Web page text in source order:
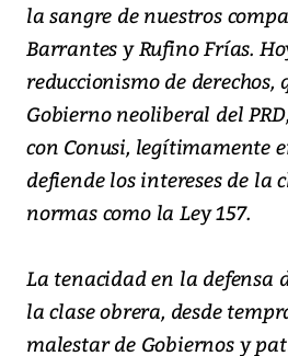
la sangre de nuestros
Barrantes y Rufino Frías.
reduccionismo de derechos,
Gobierno neoliberal del
con Conusi, legítimamente
defiende los intereses de la
normas como la Ley 157.
La tenacidad en la defensa
la clase obrera, desde
malestar de Gobiernos y